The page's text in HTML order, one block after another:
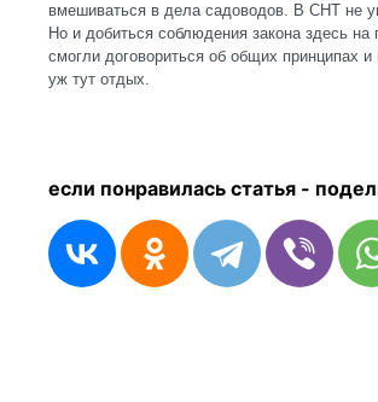
вмешиваться в дела садоводов. В СНТ не
Но и добиться соблюдения закона здесь
смогли договориться об общих принципах
уж тут отдых.
если понравилась статья - п